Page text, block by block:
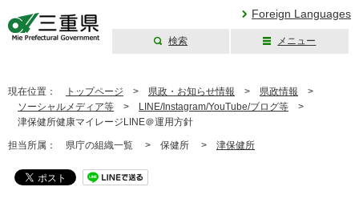
Foreign Languages
検索 メニュー
現在位置： トップページ > 県政・お知らせ情報 > 県政情報 >
ソーシャルメディア等 > LINE/Instagram/YouTube/ブログ等 >
津保健所健康マイレージLINE＠運用方針
担当所属： 県庁の組織一覧 > 保健所 > 津保健所